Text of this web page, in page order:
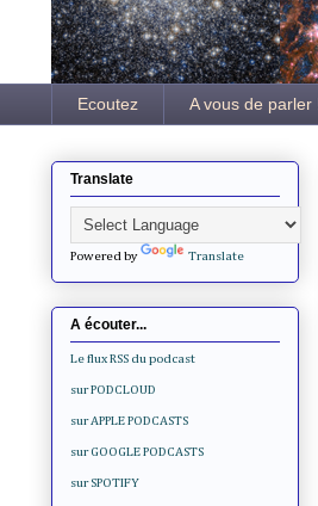
Ecoutez A vous de parler
Translate
Powered by Translate
A écouter...
Le flux RSS du podcast
sur PODCLOUD
sur APPLE PODCASTS
sur GOOGLE PODCASTS
sur SPOTIFY